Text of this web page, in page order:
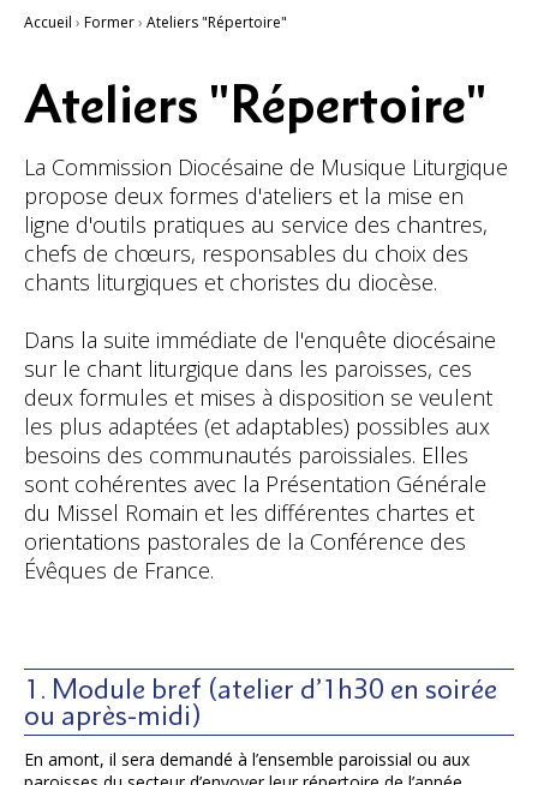
Accueil › Former› Ateliers "Répertoire"
Ateliers "Répertoire"
La Commission Diocésaine de Musique Liturgique
propose deux formes d'ateliers et la mise en
ligne d'outils pratiques au service des chantres,
chefs de chœurs, responsables du choix des
chants liturgiques et choristes du diocèse.
Dans la suite immédiate de l'enquête diocésaine
sur le chant liturgique dans les paroisses, ces
deux formules et mises à disposition se veulent
les plus adaptées (et adaptables) possibles aux
besoins des communautés paroissiales. Elles
sont cohérentes avec la Présentation Générale
du Missel Romain et les différentes chartes et
orientations pastorales de la Conférence des
Évêques de France.
1. Module bref (atelier d’1h30 en soirée
ou après-midi)
En amont, il sera demandé à l’ensemble paroissial ou aux